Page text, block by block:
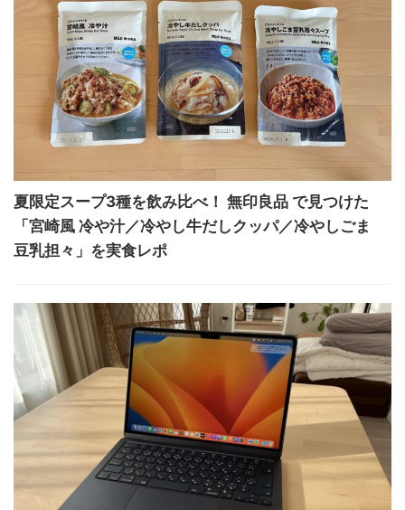
夏限定スープ3種を飲み比べ！ 無印良品 で見つけた
「宮崎風 冷や汁／冷やし牛だしクッパ／冷やしごま
豆乳担々」を実食レポ